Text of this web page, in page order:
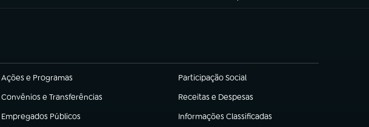
Ações e Programas
(abre em nova aba) Participação Social
(abre em nova aba)
Convênios e Transferências
(abre em nova aba) Receitas e Despesas
(abre em nova aba)
Empregados Públicos
(abre em nova aba) Informações Classificadas
(abre em nova aba)